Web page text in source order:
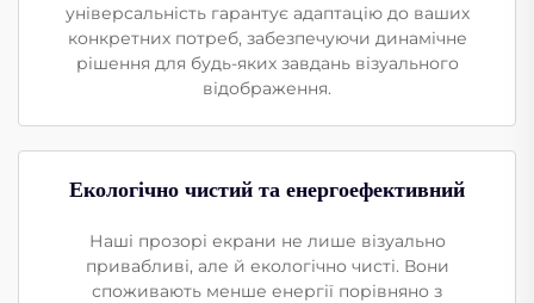
універсальність гарантує адаптацію до ваших
конкретних потреб, забезпечуючи динамічне
рішення для будь-яких завдань візуального
відображення.
Екологічно чистий та енергоефективний
Наші прозорі екрани не лише візуально
привабливі, але й екологічно чисті. Вони
споживають менше енергії порівняно з